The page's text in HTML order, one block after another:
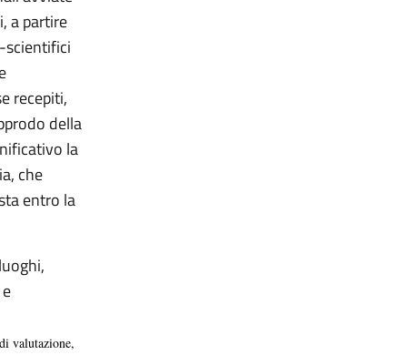
a partire
scientifici
recepiti,
della
la
che
entro la
valutazione,